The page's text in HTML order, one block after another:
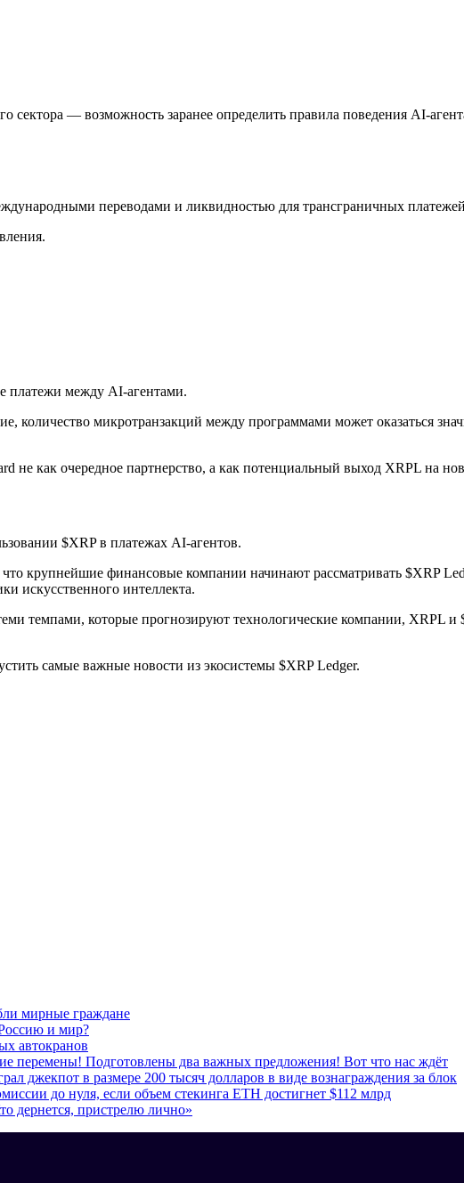
сектора — возможность заранее определить правила поведения AI-
переводами и ликвидностью для трансграничных
платежи между AI-агентами.
количество микротранзакций между программами может оказаться
не как очередное партнерство, а как потенциальный выход XRPL на
$XRP в платежах AI-агентов.
крупнейшие финансовые компании начинают рассматривать $XRP
искусственного интеллекта.
темпами, которые прогнозируют технологические компании, XRPL
самые важные новости из экосистемы $XRP Ledger.
мирные граждане
и мир?
автокранов
перемены! Подготовлены два важных предложения! Вот что нас ждёт
джекпот в размере 200 тысяч долларов в виде вознаграждения за блок
до нуля, если объем стекинга ETH достигнет $112 млрд
дернется, пристрелю лично»